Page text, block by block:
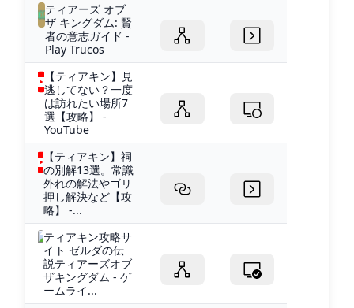
ティアーズ オブ
ザ キングダム: 賢
者の意志ガイド -
Play Trucos
【ティアキン】見
逃してない？一度
は訪れたい場所7
選【攻略】 -
YouTube
【ティアキン】祠
の別解13選。常識
外れの解法やゴリ
押し解決など【攻
略】 -...
ティアキン攻略サ
イト ゼルダの伝
説ティアーズオブ
ザキングダム - ゲ
ームライ...